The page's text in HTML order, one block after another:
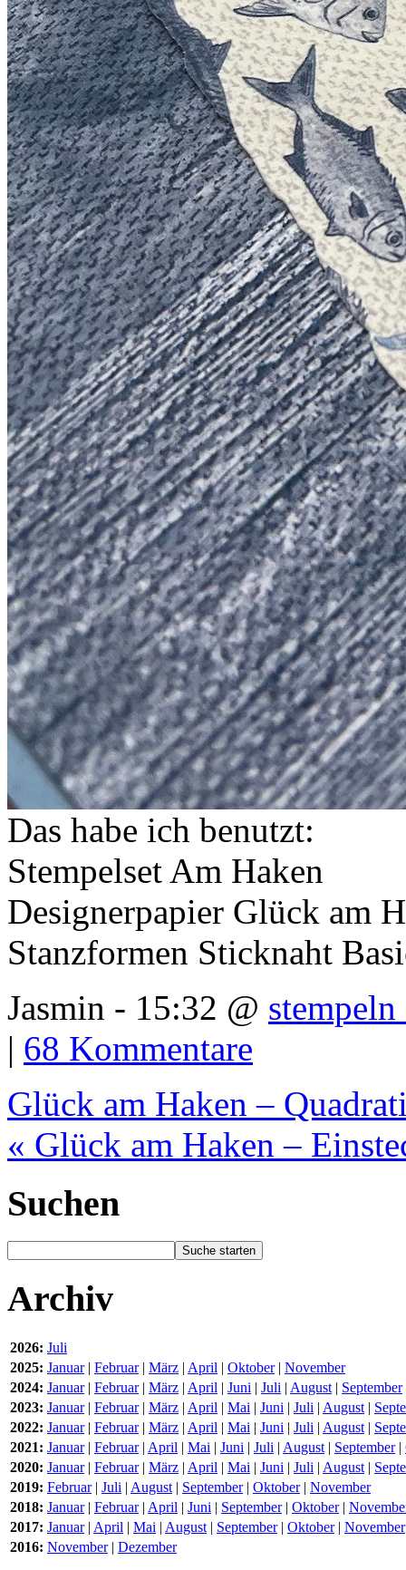
Das habe ich benutzt:
Stempelset Am Haken
Designerpapier Glück am
Stanzformen Sticknaht
Jasmin - 15:32 @
| 68 Kommentare
Glück am Haken –
« Glück am Haken –
Suchen
Archiv
2026: Juli
2025: Januar| Februar| März | April | Oktober| November
2024: Januar| Februar| März | April | Juni | Juli | August | September
2023: Januar| Februar| März | April | Mai | Juni | Juli | August |
2022: Januar| Februar| März | April | Mai | Juni | Juli | August |
2021: Januar| Februar| April | Mai | Juni | Juli | August | September|
2020: Januar| Februar| März | April | Mai | Juni | Juli | August |
2019: Februar| Juli | August | September| Oktober| November
2018: Januar| Februar| April | Juni | September| Oktober|
2017: Januar| April | Mai | August | September| Oktober| November
2016: November| Dezember